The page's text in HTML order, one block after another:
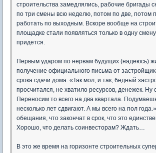
строительства замедлялись, рабочие бригады
по три смены всю неделю, потом по две, потом
работать по выходным. Вскоре вообще на
площадке стали появляться только в одну
придется.
Первым ударом по нервам будущих (надеюсь)
получение официального письма от
срока сдачи дома. «Так мол, и так, бедный
просчитался, не хватило ресурсов, денежек. Ну
Переносим то всего на два квартала.
несколько лет сдвигают. А мы всего на пол
обещания, что закончат в срок, что это
Хорошо, что делать соинвесторам? Ждать…
В это же время на горизонте строительных